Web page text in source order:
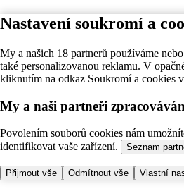
Nastavení soukromí a
My a našich 18 partnerů používáme
také personalizovanou reklamu. V
kliknutím na odkaz Soukromí a cookies
My a naši partneři
Povolením souborů cookies nám
identifikovat vaše zařízení.
Seznam
Přijmout vše Odmítnout vše Vlastní